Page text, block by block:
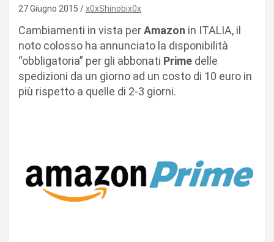
27 Giugno 2015 x0xShinobix0x
Cambiamenti in vista perAmazon in ITALIA, il
noto colosso ha annunciato la disponibilità
“obbligatoria” per gli abbonati Prime delle
spedizioni da un giorno ad un costo di 10 euro in
più rispetto a quelle di 2-3 giorni.